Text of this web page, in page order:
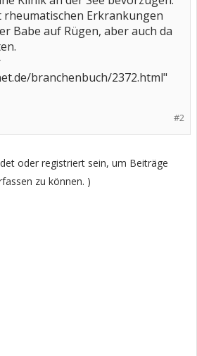
Erkrankungen
Babe auf Rügen, aber auch da
branchenbuch/2372.html"
#2
oder registriert sein, um Beiträge
zu können. )